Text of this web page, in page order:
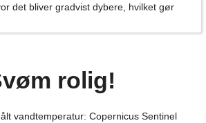
det bliver gradvist dybere, hvilket gør
rolig!
vandtemperatur: Copernicus Sentinel